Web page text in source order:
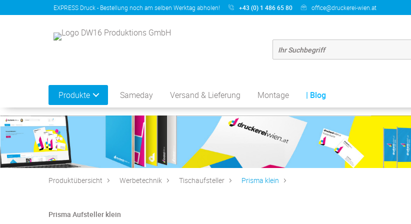
EXPRESS Druck - Bestellung noch am selben Werktag abholen! +43 (0) 1 486 65 80 office@druckerei-wien.at
Produkte Sameday Versand & Lieferung Montage | Blog
Produktübersicht Werbetechnik Tischaufsteller Prisma klein
Prisma Aufsteller klein